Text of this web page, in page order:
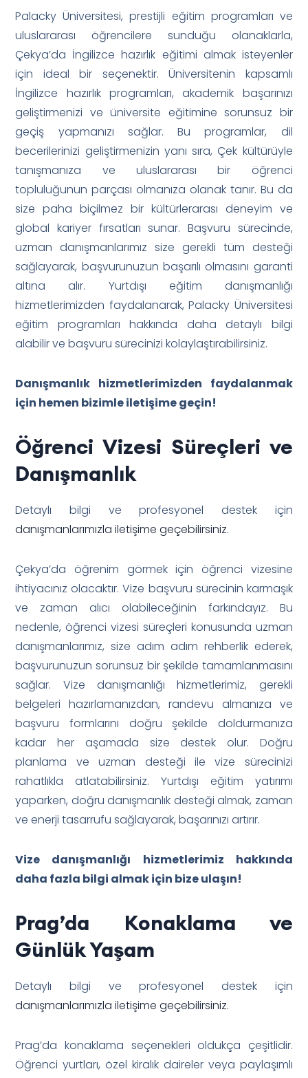
Palacky Üniversitesi, prestijli eğitim programları ve
uluslararası öğrencilere sunduğu olanaklarla,
Çekya’da İngilizce hazırlık eğitimi almak isteyenler
için ideal bir seçenektir. Üniversitenin kapsamlı
İngilizce hazırlık programları, akademik başarınızı
geliştirmenizi ve üniversite eğitimine sorunsuz bir
geçiş yapmanızı sağlar. Bu programlar, dil
becerilerinizi geliştirmenizin yanı sıra, Çek kültürüyle
tanışmanıza ve uluslararası bir öğrenci
topluluğunun parçası olmanıza olanak tanır. Bu da
size paha biçilmez bir kültürlerarası deneyim ve
global kariyer fırsatları sunar. Başvuru sürecinde,
uzman danışmanlarımız size gerekli tüm desteği
sağlayarak, başvurunuzun başarılı olmasını garanti
altına alır. Yurtdışı eğitim danışmanlığı
hizmetlerimizden faydalanarak, Palacky Üniversitesi
eğitim programları hakkında daha detaylı bilgi
alabilir ve başvuru sürecinizi kolaylaştırabilirsiniz.
Danışmanlık hizmetlerimizden faydalanmak
için hemen bizimle iletişime geçin!
Öğrenci Vizesi Süreçleri ve
Danışmanlık
Detaylı bilgi ve profesyonel destek için
danışmanlarımızla iletişime geçebilirsiniz.
Çekya’da öğrenim görmek için öğrenci vizesine
ihtiyacınız olacaktır. Vize başvuru sürecinin karmaşık
ve zaman alıcı olabileceğinin farkındayız. Bu
nedenle, öğrenci vizesi süreçleri konusunda uzman
danışmanlarımız, size adım adım rehberlik ederek,
başvurunuzun sorunsuz bir şekilde tamamlanmasını
sağlar. Vize danışmanlığı hizmetlerimiz, gerekli
belgeleri hazırlamanızdan, randevu almanıza ve
başvuru formlarını doğru şekilde doldurmanıza
kadar her aşamada size destek olur. Doğru
planlama ve uzman desteği ile vize sürecinizi
rahatlıkla atlatabilirsiniz. Yurtdışı eğitim yatırımı
yaparken, doğru danışmanlık desteği almak, zaman
ve enerji tasarrufu sağlayarak, başarınızı artırır.
Vize danışmanlığı hizmetlerimiz hakkında
daha fazla bilgi almak için bize ulaşın!
Prag’da Konaklama ve
Günlük Yaşam
Detaylı bilgi ve profesyonel destek için
danışmanlarımızla iletişime geçebilirsiniz.
Prag’da konaklama seçenekleri oldukça çeşitlidir.
Öğrenci yurtları, özel kiralık daireler veya paylaşımlı